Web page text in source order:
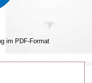
im PDF-Format